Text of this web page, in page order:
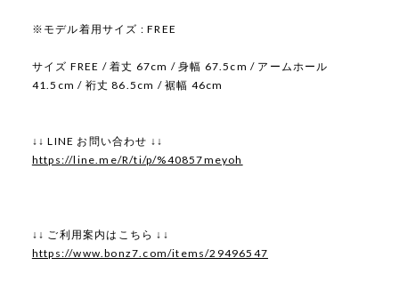
※モデル着用サイズ : FREE
サイズ FREE / 着丈 67cm / 身幅 67.5cm / アームホール
41.5cm / 裄丈 86.5cm / 裾幅 46cm
↓↓ LINE お問い合わせ ↓↓
https://line.me/R/ti/p/%40857meyoh
↓↓ ご利用案内はこちら ↓↓
https://www.bonz7.com/items/29496547